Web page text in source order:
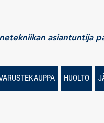
asiantuntija
HUOLTO